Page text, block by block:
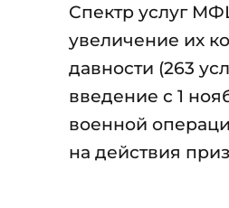
Спектр услуг
увеличение их
давности (263
введение с 1
военной
на действия